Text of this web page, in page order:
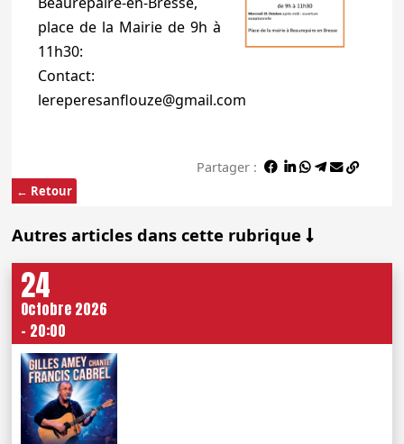
← Retour
place de la Mairie de 9h à
11h30:
Contact:
lereperesanflouze@gmail.com
Partager :
Autres articles dans cette rubrique
24
Octobre 2026
- 20:00